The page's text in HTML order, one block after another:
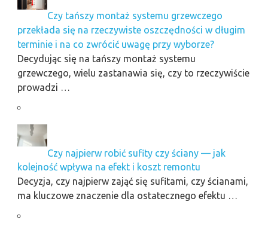
Czy tańszy montaż systemu grzewczego
przekłada się na rzeczywiste oszczędności w długim
terminie i na co zwrócić uwagę przy wyborze?
Decydując się na tańszy montaż systemu
grzewczego, wielu zastanawia się, czy to rzeczywiście
prowadzi …
Czy najpierw robić sufity czy ściany — jak
kolejność wpływa na efekt i koszt remontu
Decyzja, czy najpierw zająć się sufitami, czy ścianami,
ma kluczowe znaczenie dla ostatecznego efektu …